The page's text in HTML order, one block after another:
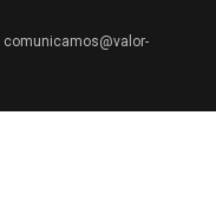
comunicamos@valor-